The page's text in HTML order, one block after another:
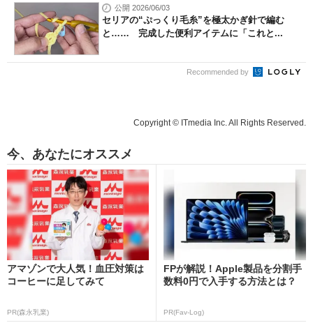
公開 2026/06/03
セリアの“ぷっくり毛糸”を極太かぎ針で編む
と…… 完成した便利アイテムに「これと...
Recommended by
Copyright © ITmedia Inc. All Rights Reserved.
今、あなたにオススメ
アマゾンで大人気！血圧対策は
コーヒーに足してみて
PR(森永乳業)
FPが解説！Apple製品を分割手
数料0円で入手する方法とは？
PR(Fav-Log)